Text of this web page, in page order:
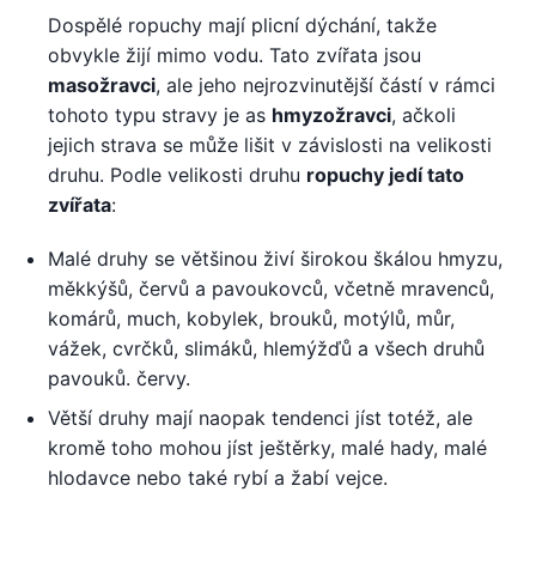
Dospělé ropuchy mají plicní dýchání, takže
obvykle žijí mimo vodu. Tato zvířata jsou
masožravci, ale jeho nejrozvinutější částí v rámci
tohoto typu stravy je as hmyzožravci, ačkoli
jejich strava se může lišit v závislosti na velikosti
druhu. Podle velikosti druhu ropuchy jedí tato
zvířata:
Malé druhy se většinou živí širokou škálou hmyzu,
měkkýšů, červů a pavoukovců, včetně mravenců,
komárů, much, kobylek, brouků, motýlů, můr,
vážek, cvrčků, slimáků, hlemýžďů a všech druhů
pavouků. červy.
Větší druhy mají naopak tendenci jíst totéž, ale
kromě toho mohou jíst ještěrky, malé hady, malé
hlodavce nebo také rybí a žabí vejce.